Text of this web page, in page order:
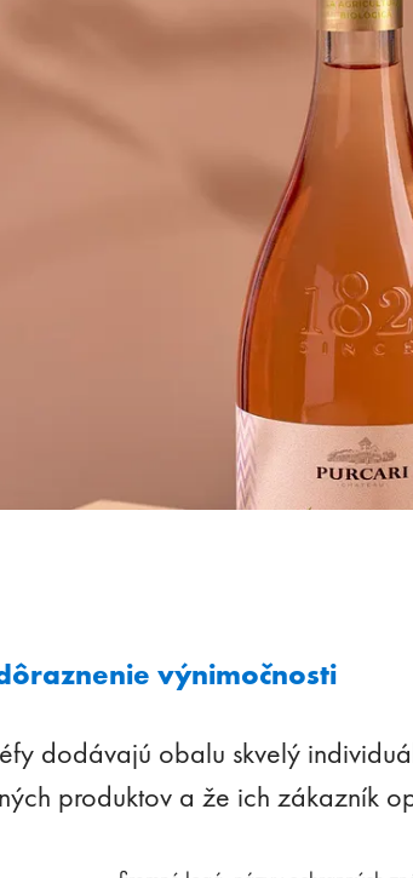
výnimočnosti
dodávajú obalu skvelý
produktov a že ich zákazník